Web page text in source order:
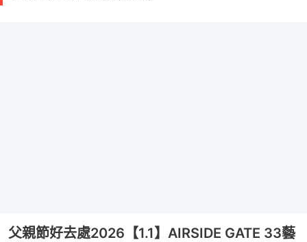
父親節好去處2026【1.1】AIRSIDE GATE 33藝